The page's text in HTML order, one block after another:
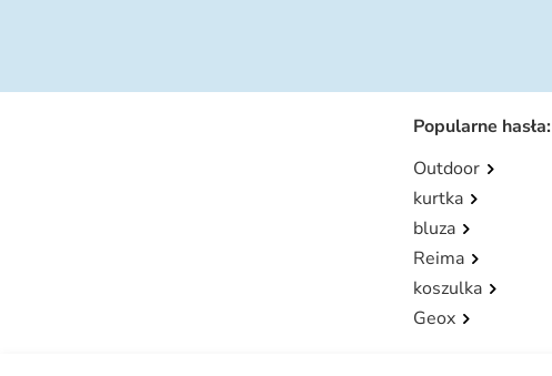
Popularne hasła:
Outdoor
kurtka
bluza
Reima
koszulka
Geox